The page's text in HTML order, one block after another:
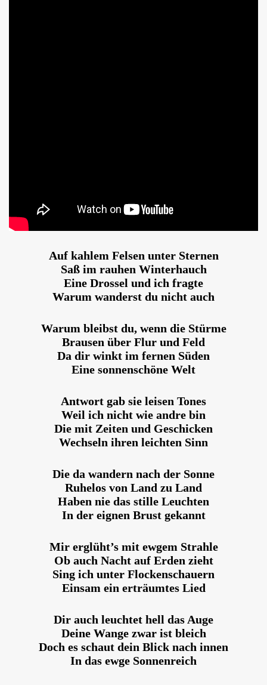
Auf kahlem Felsen unter Sternen
Saß im rauhen Winterhauch
Eine Drossel und ich fragte
Warum wanderst du nicht auch
Warum bleibst du, wenn die Stürme
Brausen über Flur und Feld
Da dir winkt im fernen Süden
Eine sonnenschöne Welt
Antwort gab sie leisen Tones
Weil ich nicht wie andre bin
Die mit Zeiten und Geschicken
Wechseln ihren leichten Sinn
Die da wandern nach der Sonne
Ruhelos von Land zu Land
Haben nie das stille Leuchten
In der eignen Brust gekannt
Mir erglüht’s mit ewgem Strahle
Ob auch Nacht auf Erden zieht
Sing ich unter Flockenschauern
Einsam ein erträumtes Lied
Dir auch leuchtet hell das Auge
Deine Wange zwar ist bleich
Doch es schaut dein Blick nach innen
In das ewge Sonnenreich